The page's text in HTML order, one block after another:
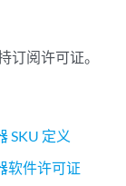
订阅许可证。
SKU 定义
软件许可证